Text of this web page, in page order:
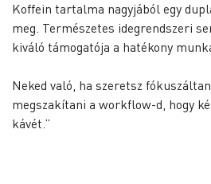
Koffein tartalma nagyjából egy
meg. Természetes idegrendszeri
kiváló támogatója a hatékony
Neked való, ha szeretsz
megszakítani a workflow-d, hogy
kávét.”